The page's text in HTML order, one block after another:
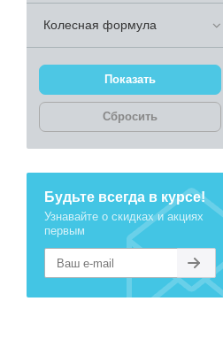
Колесная формула
Сбросить
Будьте всегда в курсе!
Узнавайте о скидках и акциях
первым